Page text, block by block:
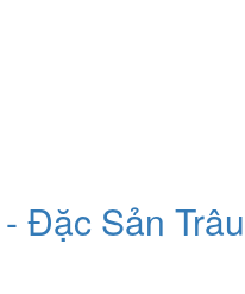
Đặc Sản Trâu